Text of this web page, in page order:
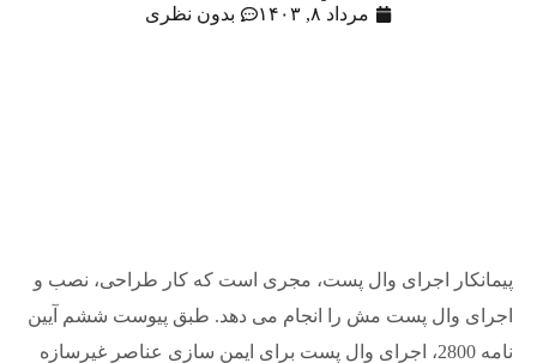
مرداد ۸, ۱۴۰۳ بدون نظری
پیمانکار اجرای وال پست، مجری است که کار طراحی، نصب و
اجرای وال پست مش را انجام می دهد. طبق پیوست ششم آیین
نامه 2800، اجرای وال پست برای ایمن سازی عناصر غیرسازه